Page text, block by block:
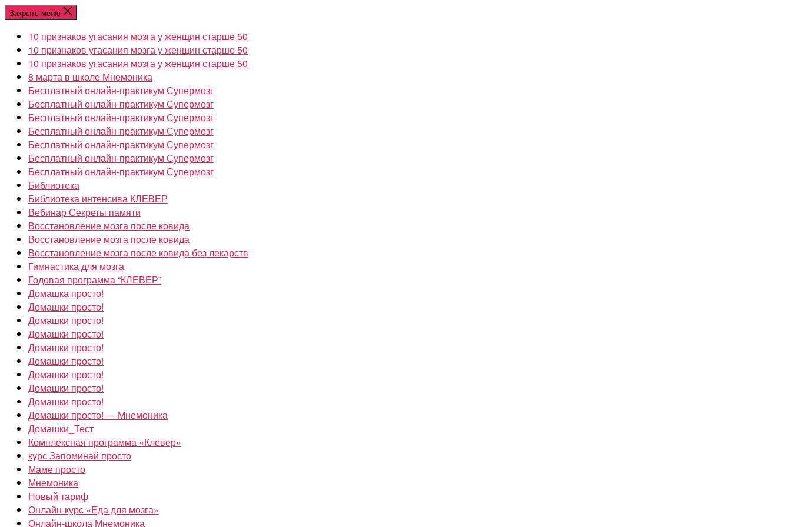
Перейти
к
содержимому
Закрыть меню
10 признаков угасания мозга у женщин старше 50
10 признаков угасания мозга у женщин старше 50
10 признаков угасания мозга у женщин старше 50
8 марта в школе Мнемоника
Бесплатный онлайн-практикум Супермозг
Бесплатный онлайн-практикум Супермозг
Бесплатный онлайн-практикум Супермозг
Бесплатный онлайн-практикум Супермозг
Бесплатный онлайн-практикум Супермозг
Бесплатный онлайн-практикум Супермозг
Бесплатный онлайн-практикум Супермозг
Библиотека
Библиотека интенсива КЛЕВЕР
Вебинар Секреты памяти
Восстановление мозга после ковида
Восстановление мозга после ковида
Восстановление мозга после ковида без лекарств
Гимнастика для мозга
Годовая программа “КЛЕВЕР”
Домашка просто!
Домашки просто!
Домашки просто!
Домашки просто!
Домашки просто!
Домашки просто!
Домашки просто!
Домашки просто!
Домашки просто!
Домашки просто! — Мнемоника
Домашки_Тест
Комплексная программа «Клевер»
курс Запоминай просто
Маме просто
Мнемоника
Новый тариф
Онлайн-курс «Еда для мозга»
Онлайн-школа Мнемоника